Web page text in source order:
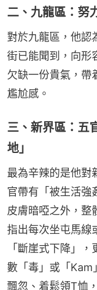
二、九龍區：努
對於九龍區，他認
街已能聞到，向形
欠缺一份貴氣，帶
尷尬感。
三、新界區：五
地」
最為辛辣的是他對
官帶有「被生活強
皮膚暗啞之外，整
指出每次坐屯馬線
「斷崖式下降」
數「毒」或「Kam
飄忽、着鬆領T恤